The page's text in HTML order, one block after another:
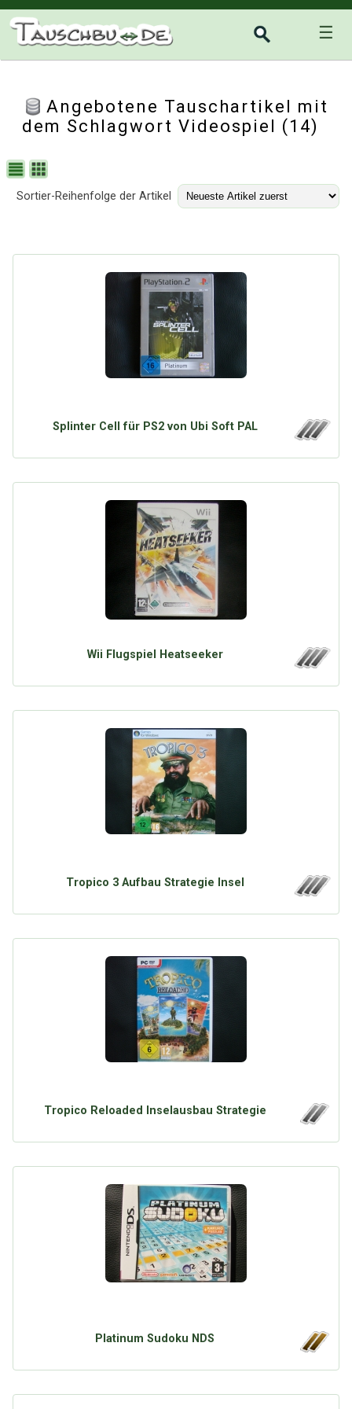
☰
Angebotene Tauschartikel mit
dem Schlagwort Videospiel (14)
Sortier-Reihenfolge der Artikel
Splinter Cell für PS2 von Ubi Soft PAL
Wii Flugspiel Heatseeker
Tropico 3 Aufbau Strategie Insel
Tropico Reloaded Inselausbau Strategie
Platinum Sudoku NDS